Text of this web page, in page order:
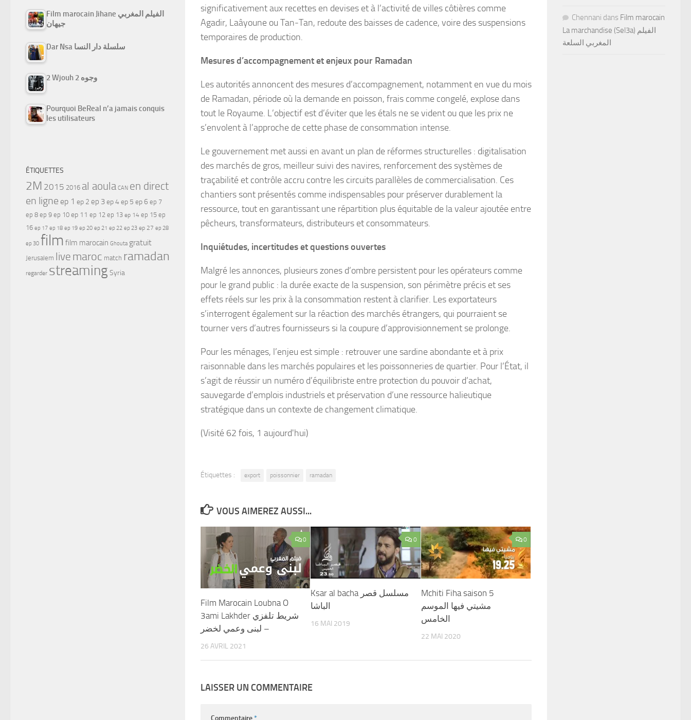
significativement aux recettes en devises et à l’activité de villes côtières comme
Agadir, Laâyoune ou Tan‑Tan, redoute des baisses de cadence, voire des suspensions
temporaires de production.
Mesures d’accompagnement et enjeux pour Ramadan
Les autorités annoncent des mesures d’accompagnement, notamment en vue du mois
de Ramadan, période où la demande en poisson, frais comme congelé, explose dans
tout le Royaume. L’objectif est d’éviter que les étals ne se vident ou que les prix ne
s’envolent à l’approche de cette phase de consommation intense.
Le gouvernement met aussi en avant un plan de réformes structurelles : digitalisation
des marchés de gros, meilleur suivi des navires, renforcement des systèmes de
traçabilité et contrôle accru contre les circuits parallèles de commercialisation. Ces
chantiers sont présentés comme indispensables pour préserver durablement la
ressource, tout en garantissant une répartition plus équitable de la valeur ajoutée entre
pêcheurs, transformateurs, distributeurs et consommateurs.
Inquiétudes, incertitudes et questions ouvertes
Malgré les annonces, plusieurs zones d’ombre persistent pour les opérateurs comme
pour le grand public : la durée exacte de la suspension, son périmètre précis et ses
effets réels sur les prix à la consommation restent à clarifier. Les exportateurs
s’interrogent également sur la réaction des marchés étrangers, qui pourraient se
tourner vers d’autres fournisseurs si la coupure d’approvisionnement se prolonge.
Pour les ménages, l’enjeu est simple : retrouver une sardine abondante et à prix
raisonnable dans les marchés populaires et les poissonneries de quartier. Pour l’État, il
s’agit de réussir un numéro d’équilibriste entre protection du pouvoir d’achat,
sauvegarde d’emplois industriels et préservation d’une ressource halieutique
stratégique dans un contexte de changement climatique.
(Visité 62 fois, 1 aujourd'hui)
Étiquettes : export poissonnier ramadan
VOUS AIMEREZ AUSSI...
0
Film Marocain Loubna O
3ami Lakhder شريط تلفزي
– ﻟﺒﻨﻰ ﻭﻋﻤﻲ ﻟﺨﻀﺮ
26 AVRIL 2021
0
Ksar al bacha مسلسل قصر
الباشا
16 MAI 2019
0
Mchiti Fiha saison 5
مشيتي فيها الموسم
الخامس
22 MAI 2020
LAISSER UN COMMENTAIRE
Film marocain Jihane الفيلم المغربي
جيهان
Dar Nsa سلسلة دار النسا
2 Wjouh 2 وجوه
Pourquoi BeReal n’a jamais conquis
les utilisateurs
ÉTIQUETTES
2M 2015 2016 al aoula CAN en direct
en ligne ep 1 ep 2 ep 3ep 4ep 5 ep 6 ep 7
ep 8 ep 9 ep 10 ep 11 ep 12 ep 13 ep 14 ep 15 ep
16 ep 17 ep 18 ep 19 ep 20 ep 21 ep 22 ep 23 ep 27 ep 28
ep 30 film film marocain Ghouta gratuit
Jerusalem live maroc match ramadan
regarder streamingSyria
Chennani dans Film marocain
La marchandise (Sel3a) الفيلم
المغربي السلعة